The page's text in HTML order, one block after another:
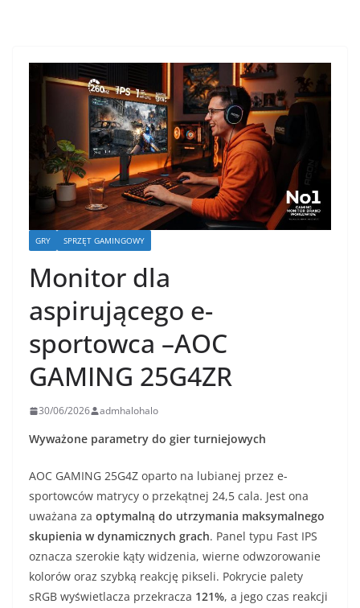
GRY SPRZĘT GAMINGOWY
Monitor dla
aspirującego e-
sportowca –AOC
GAMING 25G4ZR
30/06/2026 admhalohalo
Wyważone parametry do gier turniejowych
AOC GAMING 25G4Z oparto na lubianej przez e-
sportowców matrycy o przekątnej 24,5 cala. Jest ona
uważana za optymalną do utrzymania maksymalnego
skupienia w dynamicznych grach. Panel typu Fast IPS
oznacza szerokie kąty widzenia, wierne odwzorowanie
kolorów oraz szybką reakcję pikseli. Pokrycie palety
sRGB wyświetlacza przekracza 121%, a jego czas reakcji